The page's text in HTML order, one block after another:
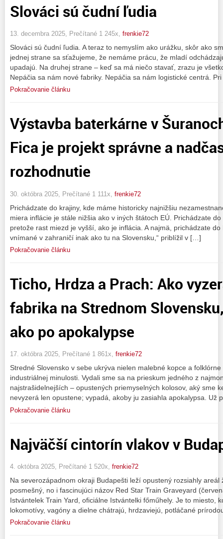
Slováci sú čudní ľudia
13. decembra 2025, Prečítané 1 245x, frenkie72
Slováci sú čudní ľudia. A teraz to nemyslím ako urážku, skôr ako
jednej strane sa sťažujeme, že nemáme prácu, že mladí
upadajú. Na druhej strane – keď sa má niečo stavať, zrazu je
Nepáčia sa nám nové fabriky. Nepáčia sa nám logistické centrá.
Pokračovanie článku
Výstavba baterkárne v
Fica je projekt správne a
rozhodnutie
30. októbra 2025, Prečítané 1 111x, frenkie72
Prichádzate do krajiny, kde máme historicky najnižšiu
miera inflácie je stále nižšia ako v iných štátoch EÚ. Prichádzate
pretože rast miezd je vyšší, ako je inflácia. A najmä, prichádzate
vnímané v zahraničí inak ako tu na Slovensku,“ priblížil v […]
Pokračovanie článku
Ticho, Hrdza a Prach: Ako
fabrika na Strednom
ako po apokalypse
17. októbra 2025, Prečítané 1 861x, frenkie72
Stredné Slovensko v sebe ukrýva nielen malebné kopce a
industriálnej minulosti. Vydali sme sa na prieskum jedného z
najstrašidelnejších – opustených priemyselných kolosov, aký sme
nevyzerá len opustene; vypadá, akoby ju zasiahla apokalypsa. Už
Pokračovanie článku
Najväčší cintorín vlakov v
4. októbra 2025, Prečítané 1 520x, frenkie72
Na severozápadnom okraji Budapešti leží opustený rozsiahly
posmešný, no i fascinujúci názov Red Star Train Graveyard
Istvántelek Train Yard, oficiálne Istvántelki főműhely. Je to miesto,
lokomotívy, vagóny a dielne chátrajú, hrdzaviejú, potláčané
Pokračovanie článku